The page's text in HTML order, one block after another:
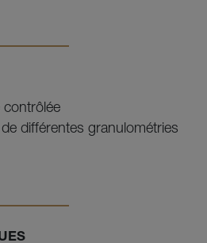
contrôlée
différentes granulométries